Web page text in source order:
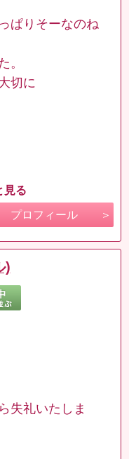
ぱりそーなのね
。
切に
見る
プロフィール
)
失礼いたしま